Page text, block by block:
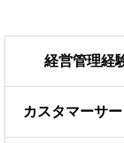
経営管理経
カスタマーサ